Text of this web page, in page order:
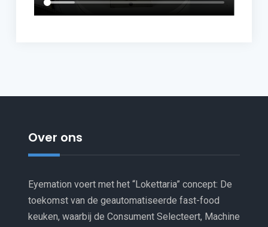
Over ons
Eyemation voert met het “Lokettaria” concept: De
toekomst van de geautomatiseerde fast-food
keuken, waarbij de Consument Selecteert, Machine